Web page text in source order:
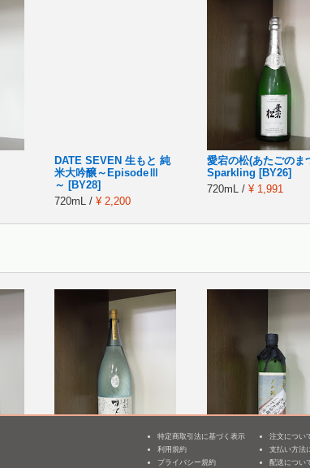
DATE SEVEN 生もと 純
米大吟醸～EpisodeⅢ
～ [BY28]
720mL / ¥ 2,200
愛宕の松(あたごのま
Sparkling [BY26]
720mL / ¥ 1,991
牧
男女川 すてら 純米大吟
武勇 大吟醸 生詰 しず
特定商取引法に基づく表示
利用規約
プライバシー規約
注文につい
支払い方法
配送につい